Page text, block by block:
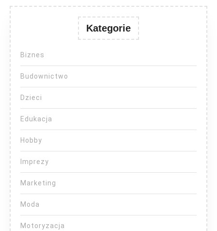
Kategorie
Biznes
Budownictwo
Dzieci
Edukacja
Hobby
Imprezy
Marketing
Moda
Motoryzacja